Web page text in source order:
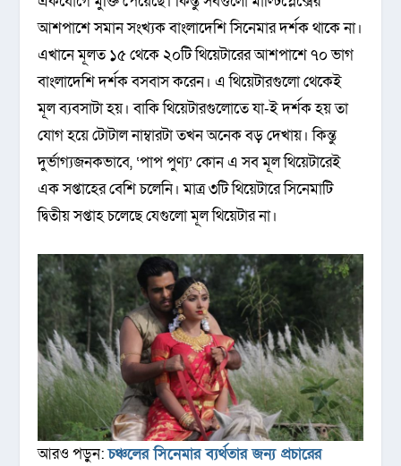
আশপাশে সমান সংখ্যক বাংলাদেশি সিনেমার দর্শক থাকে না।
এখানে মূলত ১৫ থেকে ২০টি থিয়েটারের আশপাশে ৭০ ভাগ
বাংলাদেশি দর্শক বসবাস করেন। এ থিয়েটারগুলো থেকেই
মূল ব্যবসাটা হয়। বাকি থিয়েটারগুলোতে যা-ই দর্শক হয় তা
যোগ হয়ে টোটাল নাম্বারটা তখন অনেক বড় দেখায়। কিন্তু
দুর্ভাগ্যজনকভাবে, ‘পাপ পুণ্য’ কোন এ সব মূল থিয়েটারেই
এক সপ্তাহের বেশি চলেনি। মাত্র ৩টি থিয়েটারে সিনেমাটি
দ্বিতীয় সপ্তাহ চলেছে যেগুলো মূল থিয়েটার না।
আরও পড়ুন:চঞ্চলের সিনেমার ব্যর্থতার জন্য প্রচারের